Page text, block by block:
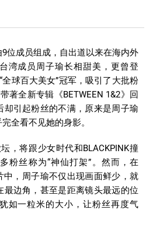
位成员组成，自出道以来在海内外
湾成员周子瑜长相甜美，更曾登
全球百大美女”冠军，吸引了大批粉
著全新专辑《BETWEEN 1&2》回
却引起粉丝的不满，原来是周子瑜
全看不见她的身影。
，将跟少女时代和BLACKPINK撞
粉丝称为“神仙打架”。然而，在
中，周子瑜不仅出现画面鲜少，就
最边角，甚至是距离镜头最远的位
如一粒米的大小，让粉丝再度气